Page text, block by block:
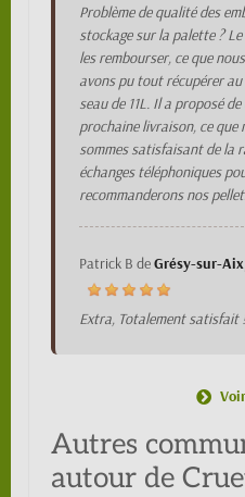
Problème de qualité des
stockage sur la palette ?
les rembourser, ce que
avons pu tout récupérer
seau de 11L. Il a proposé
prochaine livraison, ce que
sommes satisfaisant de la
échanges téléphoniques
recommanderons nos
Patrick B deGrésy-sur-Aix
Extra, Totalement satisfait !
Autres
autour de